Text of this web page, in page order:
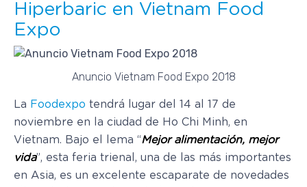
Hiperbaric en Vietnam Food
Expo
Anuncio Vietnam Food Expo 2018
La Foodexpo tendrá lugar del 14 al 17 de
noviembre en la ciudad de Ho Chi Minh, en
Vietnam. Bajo el lema “Mejor alimentación, mejor
vida”, esta feria trienal, una de las más importantes
en Asia, es un excelente escaparate de novedades